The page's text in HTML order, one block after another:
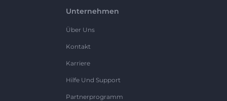
Unternehmen
Über Uns
Kontakt
Karriere
Hilfe Und Support
Partnerprogramm